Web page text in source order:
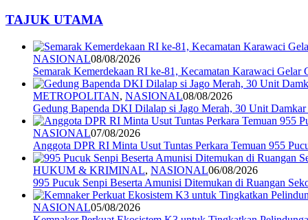
TAJUK UTAMA
NASIONAL08/08/2026
Semarak Kemerdekaan RI ke-81, Kecamatan Karawaci Gelar
METROPOLITAN, NASIONAL08/08/2026
Gedung Bapenda DKI Dilalap si Jago Merah, 30 Unit
NASIONAL07/08/2026
Anggota DPR RI Minta Usut Tuntas Perkara Temuan 955
HUKUM & KRIMINAL, NASIONAL06/08/2026
995 Pucuk Senpi Beserta Amunisi Ditemukan di Ruangan
NASIONAL05/08/2026